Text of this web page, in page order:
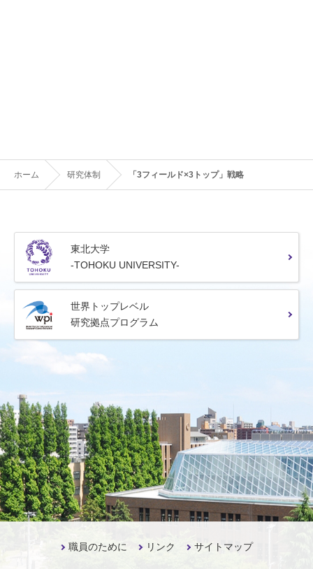
ホーム 研究体制 「3フィールド×3トップ」戦略
東北大学
-TOHOKU UNIVERSITY-
世界トップレベル
研究拠点プログラム
職員のために リンク サイトマップ